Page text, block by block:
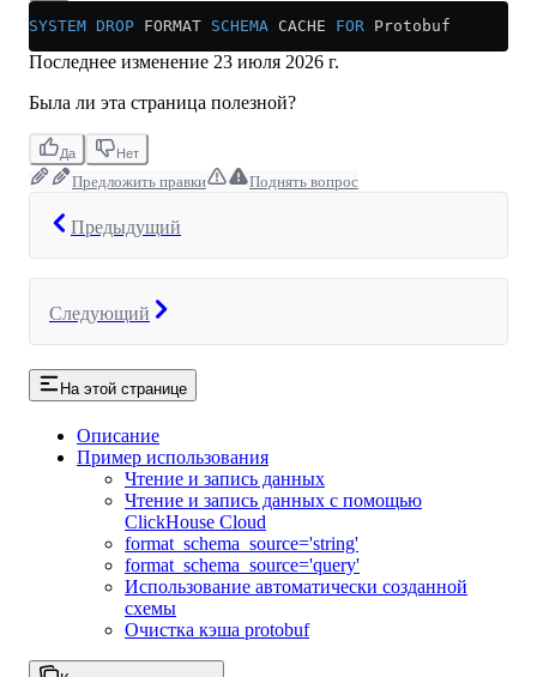
SYSTEM DROP FORMAT SCHEMA CACHE FOR Protobuf
Последнее изменение 23 июля 2026 г.
Была ли эта страница полезной?
Да Нет
Предложить правки Поднять вопрос
Предыдущий
Следующий
На этой странице
Описание
Пример использования
Чтение и запись данных
Чтение и запись данных с помощью
ClickHouse Cloud
format_schema_source='string'
format_schema_source='query'
Использование автоматически созданной
схемы
Очистка кэша protobuf